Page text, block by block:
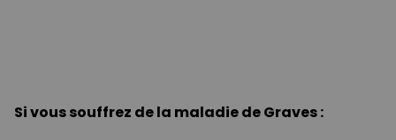
Si vous souffrez de la maladie de Graves :